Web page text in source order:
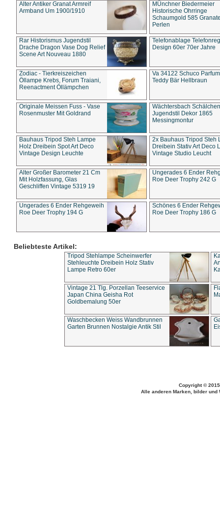
Alter Antiker Granat Armreif
Armband Um 1900/1910
MÜnchner Biedermeier
Historische Ohrringe
Schaumgold 585
Perlen
Rar Historismus Jugendstil
Drache Dragon Vase Dog Relief
Scene Art Nouveau 1880
Telefonablage
Design 60er 70er Jahre
Zodiac - Tierkreiszeichen
Öllampe Krebs, Forum Traiani,
Reenactment Öllämpchen
Va 34122 Schuco
Teddy Bär Hellbraun
Originale Meissen Fuss - Vase
Rosenmuster Mit Goldrand
Wächtersbach Schälchen
Jugendstil Dekor 1865
Messingmontur
Bauhaus Tripod Steh Lampe
Holz Dreibein Spot Art Deco
Vintage Design Leuchte
2x Bauhaus Tripod Steh
Dreibein Stativ Art Deco
Vintage Studio Leucht
Alter Großer Barometer 21 Cm
Mit Holzfassung, Glas
Geschliffen Vintage 5319 19
Ungerades 6 Ender
Roe Deer Trophy 242 G
Ungerades 6 Ender Rehgeweih
Roe Deer Trophy 194 G
Schönes 6 Ender
Roe Deer Trophy 186 G
Beliebteste Artikel:
Tripod Stehlampe Scheinwerfer
Stehleuchte Dreibein Holz Stativ
Lampe Retro 60er
Vintage 21 Tlg. Porzellan Teeservice
Japan China Geisha Rot
Goldbemalung 50er
Waschbecken Weiss Wandbrunnen
Garten Brunnen Nostalgie Antik Stil
Copyright ©
Alle anderen Marken, bilder und